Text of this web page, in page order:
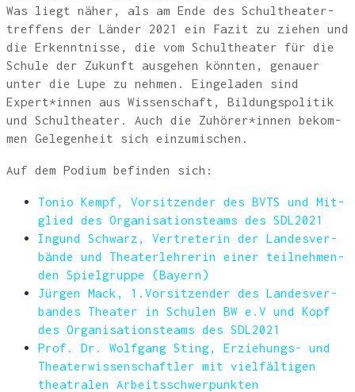
Was liegt näher, als am Ende des Schul­thea­ter­
tref­fens der Län­der 2021 ein Fazit zu zie­hen und
die Erkennt­nis­se, die vom Schul­thea­ter für die
Schu­le der Zukunft aus­ge­hen könn­ten, genau­er
unter die Lupe zu neh­men. Ein­ge­la­den sind
Expert*innen aus Wis­sen­schaft, Bil­dungs­po­li­tik
und Schul­thea­ter. Auch die Zuhörer*innen bekom­
men Gele­gen­heit sich einzumischen.
Auf dem Podi­um befin­den sich:
Tonio Kempf, Vor­sit­zen­der des BVTS und Mit­
glied des Orga­ni­sa­ti­ons­teams des SDL2021
Ingund Schwarz, Ver­tre­te­rin der Lan­des­ver­
bän­de und Thea­ter­leh­re­rin einer teil­neh­men­
den Spiel­grup­pe (Bay­ern)
Jür­gen Mack, 1.Vorsitzender des Lan­des­ver­
ban­des Thea­ter in Schu­len BW e.V und Kopf
des Orga­ni­sa­ti­ons­teams des SDL2021
Prof. Dr. Wolf­gang Sting, Erzie­hungs- und
Thea­ter­wis­sen­schaft­ler mit viel­fäl­ti­gen
thea­tra­len Arbeitsschwerpunkten